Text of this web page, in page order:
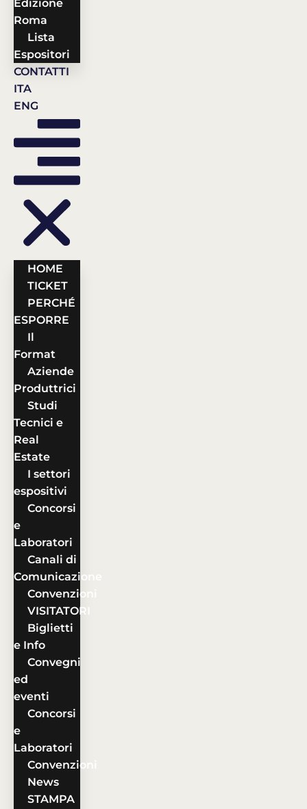
Edizione
Roma
Lista
Espositori
CONTATTI
ITA
ENG
HOME
TICKET
PERCHÉ
ESPORRE
Il
Format
Aziende
Produttrici
Studi
Tecnici e
Real
Estate
I settori
espositivi
Concorsi
e
Laboratori
Canali di
Comunicazione
Convenzioni
VISITATORI
Biglietti
e Info
Convegni
ed
eventi
Concorsi
e
Laboratori
Convenzioni
News
STAMPA